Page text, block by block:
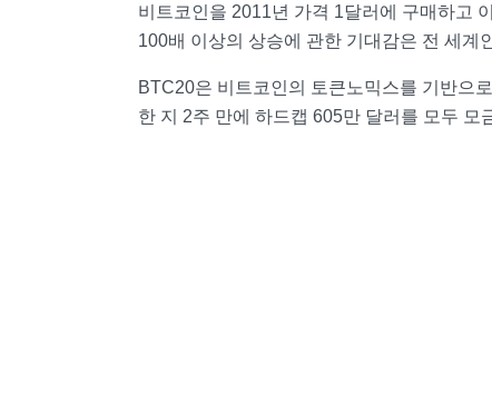
비트코인을 2011년 가격 1달러에 구매하고
100배 이상의 상승에 관한 기대감은 전 세계
BTC20은 비트코인의 토큰노믹스를 기반으
한 지 2주 만에 하드캡 605만 달러를 모두 모